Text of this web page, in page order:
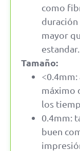
como
duración
mayor
estandar.
Tamaño:
máximo
los
0.4mm:
buen